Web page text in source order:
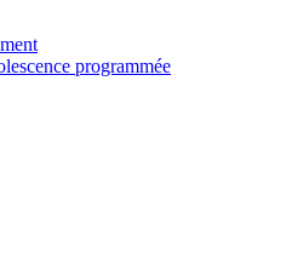
programmée